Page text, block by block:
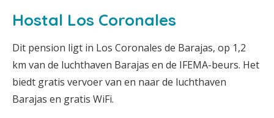
Hostal Los Coronales
Dit pension ligt in Los Coronales de Barajas, op 1,2
km van de luchthaven Barajas en de IFEMA-beurs. Het
biedt gratis vervoer van en naar de luchthaven
Barajas en gratis WiFi.